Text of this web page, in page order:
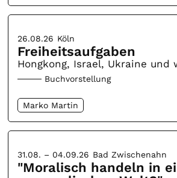
26.08.26 Köln
Freiheitsaufgaben
Hongkong, Israel, Ukraine und
Buchvorstellung
Marko Martin
31.08. – 04.09.26 Bad Zwischenahn
"Moralisch handeln in